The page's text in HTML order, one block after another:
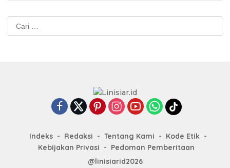
Indeks Redaksi Tentang Kami
Kode Etik
Kebijakan Privasi
Pedoman Pemberitaan
@linisiarid2026